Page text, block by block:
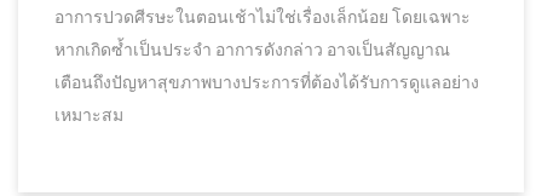
อาการปวดศีรษะในตอนเช้าไม่ใช่เรื่องเล็กน้อย โดยเฉพาะ
หากเกิดซ้ำเป็นประจำ อาการดังกล่าว อาจเป็นสัญญาณ
เตือนถึงปัญหาสุขภาพบางประการที่ต้องได้รับการดูแลอย่าง
เหมาะสม